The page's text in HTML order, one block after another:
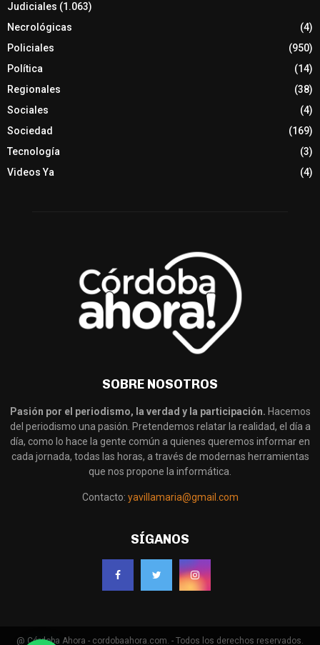
Judiciales (1.063)
Necrológicas
(4)
Policiales
(950)
Política
(14)
Regionales
(38)
Sociales
(4)
Sociedad
(169)
Tecnología
(3)
Videos Ya
(4)
SOBRE NOSOTROS
Pasión por el periodismo, la verdad y la participación. Hacemos
del periodismo una pasión. Pretendemos relatar la realidad, el día a
día, como lo hace la gente común a quienes queremos informar en
cada jornada, todas las horas, a través de modernas herramientas
que nos propone la informática.
Contacto: yavillamaria@gmail.com
SÍGANOS
@ Córdoba Ahora - cordobaahora.com. - Todos los derechos reservados.